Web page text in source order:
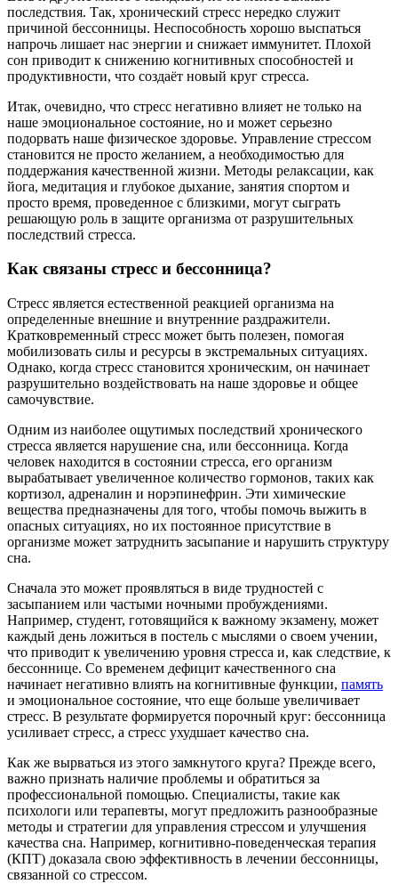
последствия. Так, хронический стресс нередко служит
причиной бессонницы. Неспособность хорошо выспаться
напрочь лишает нас энергии и снижает иммунитет. Плохой
сон приводит к снижению когнитивных способностей и
продуктивности, что создаёт новый круг стресса.
Итак, очевидно, что стресс негативно влияет не только на
наше эмоциональное состояние, но и может серьезно
подорвать наше физическое здоровье. Управление стрессом
становится не просто желанием, а необходимостью для
поддержания качественной жизни. Методы релаксации, как
йога, медитация и глубокое дыхание, занятия спортом и
просто время, проведенное с близкими, могут сыграть
решающую роль в защите организма от разрушительных
последствий стресса.
Как связаны стресс и бессонница?
Стресс является естественной реакцией организма на
определенные внешние и внутренние раздражители.
Кратковременный стресс может быть полезен, помогая
мобилизовать силы и ресурсы в экстремальных ситуациях.
Однако, когда стресс становится хроническим, он начинает
разрушительно воздействовать на наше здоровье и общее
самочувствие.
Одним из наиболее ощутимых последствий хронического
стресса является нарушение сна, или бессонница. Когда
человек находится в состоянии стресса, его организм
вырабатывает увеличенное количество гормонов, таких как
кортизол, адреналин и норэпинефрин. Эти химические
вещества предназначены для того, чтобы помочь выжить в
опасных ситуациях, но их постоянное присутствие в
организме может затруднить засыпание и нарушить структуру
сна.
Сначала это может проявляться в виде трудностей с
засыпанием или частыми ночными пробуждениями.
Например, студент, готовящийся к важному экзамену, может
каждый день ложиться в постель с мыслями о своем учении,
что приводит к увеличению уровня стресса и, как следствие, к
бессоннице. Со временем дефицит качественного сна
начинает негативно влиять на когнитивные функции, память
и эмоциональное состояние, что еще больше увеличивает
стресс. В результате формируется порочный круг: бессонница
усиливает стресс, а стресс ухудшает качество сна.
Как же вырваться из этого замкнутого круга? Прежде всего,
важно признать наличие проблемы и обратиться за
профессиональной помощью. Специалисты, такие как
психологи или терапевты, могут предложить разнообразные
методы и стратегии для управления стрессом и улучшения
качества сна. Например, когнитивно-поведенческая терапия
(КПТ) доказала свою эффективность в лечении бессонницы,
связанной со стрессом.